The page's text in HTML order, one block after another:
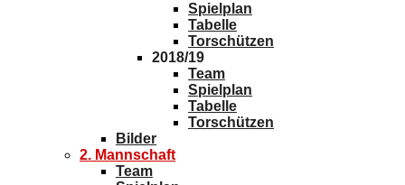
Spielplan
Tabelle
Torschützen
2018/19
Team
Spielplan
Tabelle
Torschützen
Bilder
2. Mannschaft
Team